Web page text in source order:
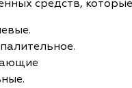
средств,